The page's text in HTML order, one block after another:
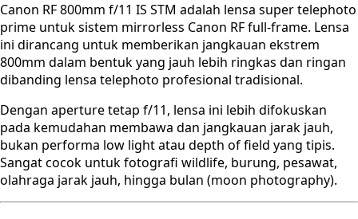
Canon RF 800mm f/11 IS STM adalah lensa super telephoto
prime untuk sistem mirrorless Canon RF full-frame. Lensa
ini dirancang untuk memberikan jangkauan ekstrem
800mm dalam bentuk yang jauh lebih ringkas dan ringan
dibanding lensa telephoto profesional tradisional.
Dengan aperture tetap f/11, lensa ini lebih difokuskan
pada kemudahan membawa dan jangkauan jarak jauh,
bukan performa low light atau depth of field yang tipis.
Sangat cocok untuk fotografi wildlife, burung, pesawat,
olahraga jarak jauh, hingga bulan (moon photography).